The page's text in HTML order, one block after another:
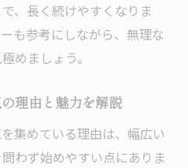
くらい続ければ効果的か
を定着させるピラティス
が意識したい継続の秘訣
、長く続けやすくなりま
も参考にしながら、無理な
めましょう。
理由と魅力を解説
集めている理由は、幅広い
わず始めやすい点にありま